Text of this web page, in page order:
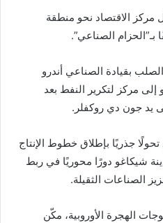
مركز الاقتصاد نحو منطقة
الصناعي”.
بقيادة الصناعي أندرو
إلى مركز لتكرير النفط بعد
جذريًا بإطلاق خطوط الإنتاج
شيكاغو دورًا محوريًا في ربط
الصناعات الثقيلة.
الهجرة الأوروبية، مكّن